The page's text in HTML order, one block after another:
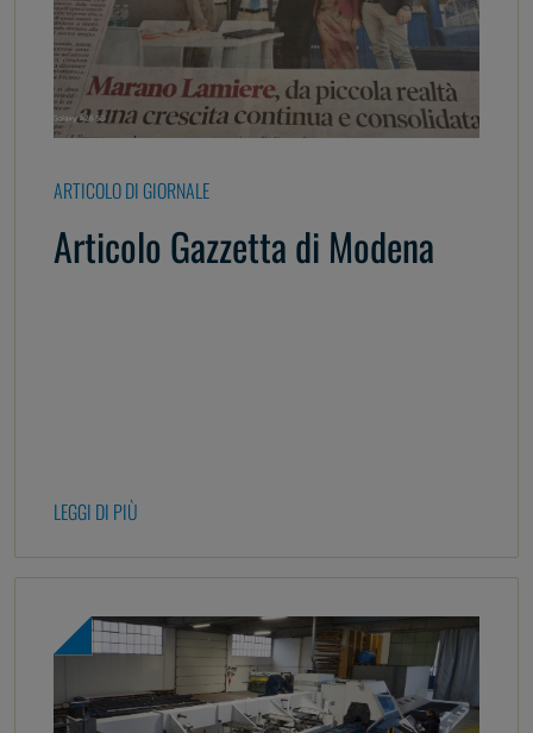
ARTICOLO DI GIORNALE
Articolo Gazzetta di Modena
LEGGI DI PIÙ